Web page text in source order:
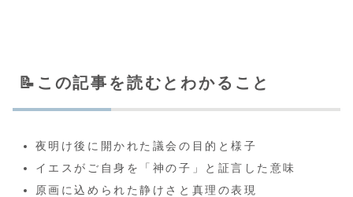
📝この記事を読むとわかること
夜明け後に開かれた議会の目的と様子
イエスがご自身を「神の子」と証言した意味
原画に込められた静けさと真理の表現